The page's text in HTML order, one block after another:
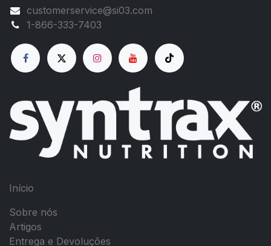
customerservice@si03.com
1-866-333-7403
Início
Sobre nós
Artigos
Entrega e Devoluções